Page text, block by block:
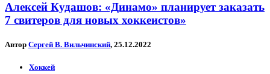
Алексей Кудашов: «Динамо» планирует заказать
7 свитеров для новых хоккеистов»
Автор Сергей В. Вильчинский, 25.12.2022
Хоккей